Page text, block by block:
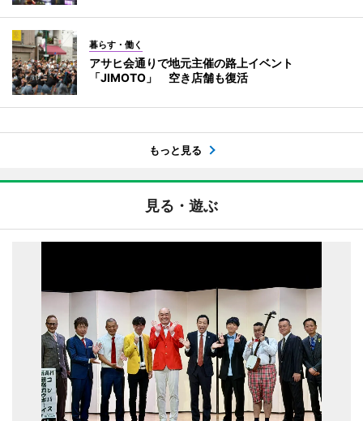
暮らす・働く
アサヒ会通りで地元主催の路上イベント
「JIMOTO」 空き店舗も復活
もっと見る
見る・遊ぶ